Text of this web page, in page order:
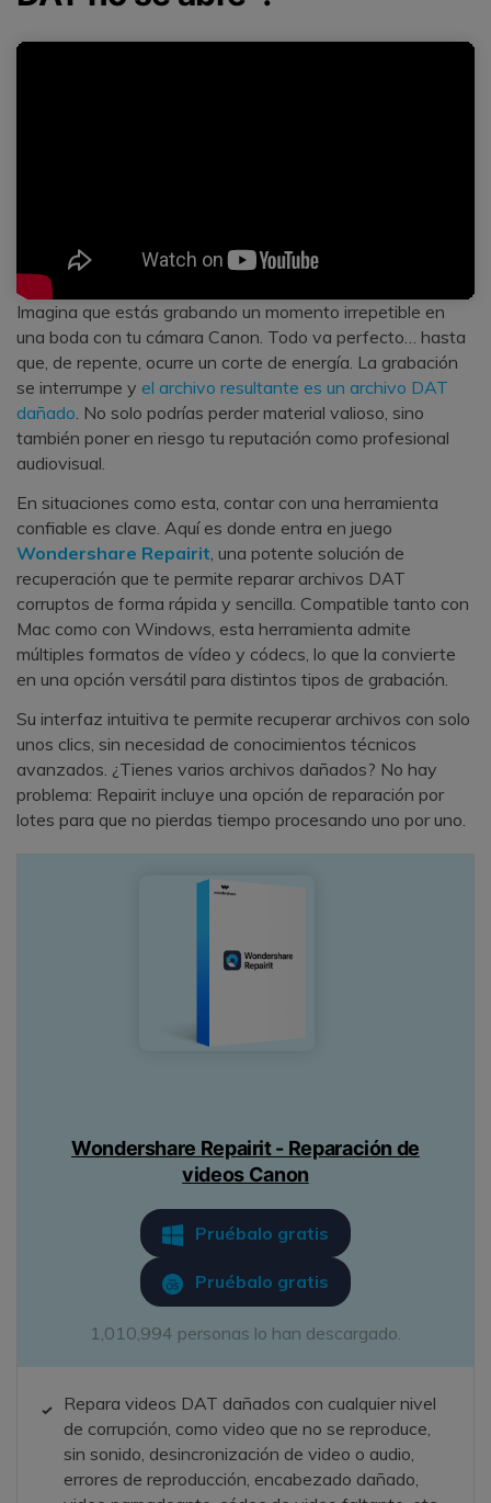
Imagina que estás grabando un momento irrepetible en
una boda con tu cámara Canon. Todo va perfecto… hasta
que, de repente, ocurre un corte de energía. La grabación
se interrumpe y el archivo resultante es un archivo DAT
dañado . No solo podrías perder material valioso, sino
también poner en riesgo tu reputación como profesional
audiovisual.
En situaciones como esta, contar con una herramienta
confiable es clave. Aquí es donde entra en juego
Wondershare Repairit , una potente solución de
recuperación que te permite reparar archivos DAT
corruptos de forma rápida y sencilla. Compatible tanto con
Mac como con Windows, esta herramienta admite
múltiples formatos de vídeo y códecs, lo que la convierte
en una opción versátil para distintos tipos de grabación.
Su interfaz intuitiva te permite recuperar archivos con solo
unos clics, sin necesidad de conocimientos técnicos
avanzados. ¿Tienes varios archivos dañados? No hay
problema: Repairit incluye una opción de reparación por
lotes para que no pierdas tiempo procesando uno por uno.
Wondershare Repairit - Reparación de
videos Canon
Pruébalo gratis
Pruébalo gratis
1,010,994 personas lo han descargado.
Repara videos DAT dañados con cualquier nivel
de corrupción, como video que no se reproduce,
sin sonido, desincronización de video o audio,
errores de reproducción, encabezado dañado,